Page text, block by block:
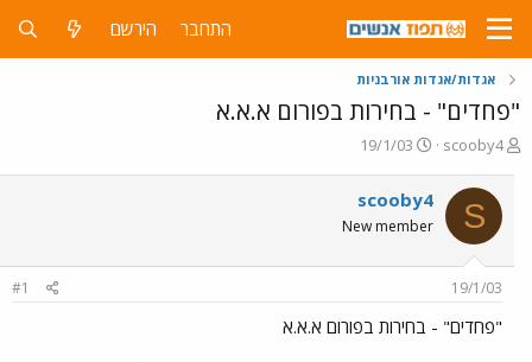
התחבר הירשם
אגדות/אגדות אורבניות
"פחדים" - בחירות בפורום א.א.א
פ
ח
ה
ו
ש
scooby4
פ
ס
ם
ת
י
19/1/03
S
scooby4
New member
19/1/03
#1
"פחדים" - בחירות בפורום א.א.א